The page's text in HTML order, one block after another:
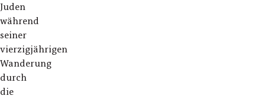
Juden
während
seiner
vierzigjährigen
Wanderung
durch
die